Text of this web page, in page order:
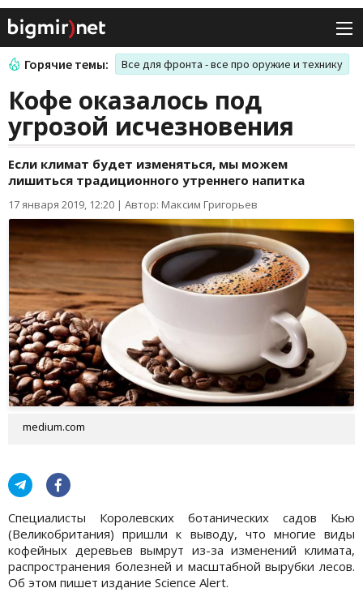
Горячие темы: Все для фронта - все про оружие и технику
Кофе оказалось под
угрозой исчезновения
Если климат будет изменяться, мы можем
лишиться традиционного утреннего напитка
17 января 2019, 12:20 | Автор: Максим Григорьев
medium.com
Специалисты Королевских ботанических садов Кью
(Великобритания) пришли к выводу, что многие виды
кофейных деревьев вымрут из-за изменений климата,
распространения болезней и масштабной вырубки лесов.
Об этом пишет издание Science Alert.